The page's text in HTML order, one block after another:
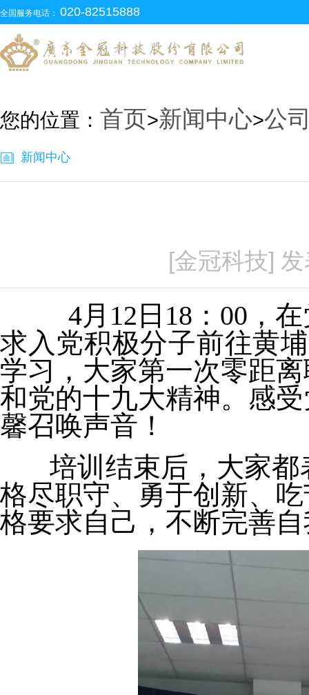
全国服务电话： 020-82515888
您的位置： 首页>新闻中心>公
新闻中心
[金冠科技]
4月12日18：00，
求入党积极分子前往黄
学习，大家第一次零距
和党的十九大精神。感
馨召唤声音！
培训结束后，大家都
格尽职守、勇于创新、
格要求自己，不断完善